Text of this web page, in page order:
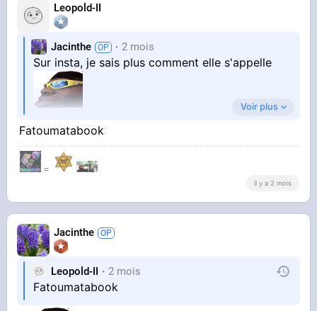
Leopold-II
Jacinthe 2 mois
Sur insta, je sais plus comment elle s'appelle
Si quelqu'un a son nom, je suis preneur, c'est
Voir plus
Fatoumatabook
=
il y a 2 mois
Jacinthe
Leopold-II 2 mois
Fatoumatabook